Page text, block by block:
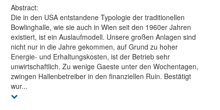
Abstract:
Die in den USA entstandene Typologie der traditionellen
Bowlinghalle, wie sie auch in Wien seit den 1960er Jahren
existiert, ist ein Auslaufmodell. Unsere großen Anlagen sind
nicht nur in die Jahre gekommen, auf Grund zu hoher
Energie- und Erhaltungskosten, ist der Betrieb sehr
unwirtschaftlich. Zu wenige Gaeste unter den Wochentagen,
zwingen Hallenbetreiber in den finanziellen Ruin. Bestätigt
wur...